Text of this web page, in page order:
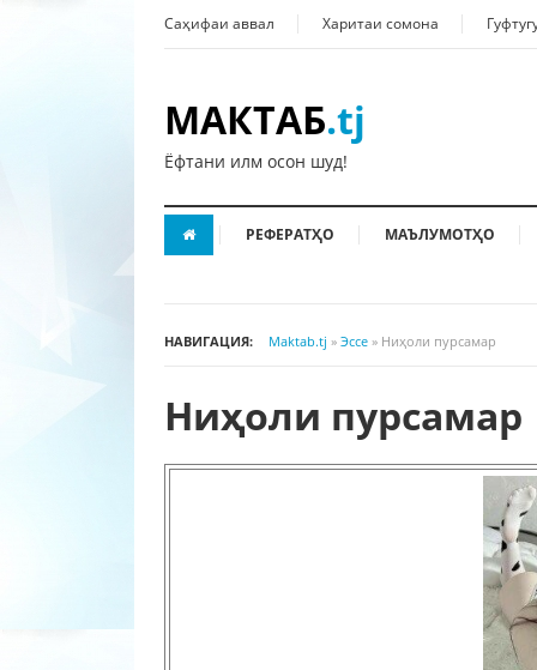
Саҳифаи аввал Харитаи сомона
МАКТАБ.tj
Ёфтани илм осон шуд!
РЕФЕРАТҲО МАЪЛУМОТҲО
НАВИГАЦИЯ: Maktab.tj » Эссе » Ниҳоли пурсамар
Ниҳоли пурсамар